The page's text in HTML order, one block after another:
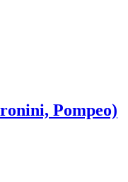
Pompeo)